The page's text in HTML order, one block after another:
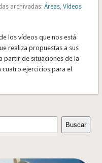
archivadas:Áreas ,Vídeos
de los vídeos que nos está
realiza propuestas a sus
partir de situaciones de la
ejercicios para el
Buscar